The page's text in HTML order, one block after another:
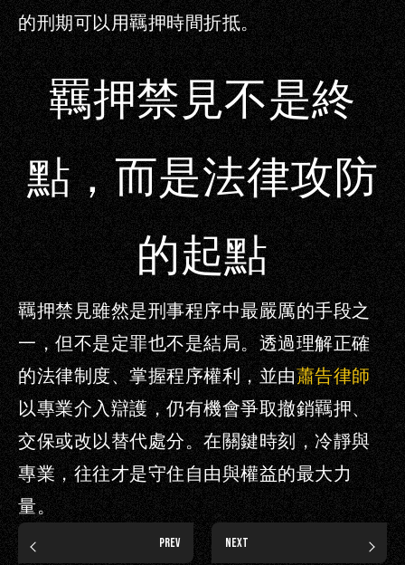
的刑期可以用羈押時間折抵。
羈押禁見不是終
點，而是法律攻防
的起點
羈押禁見雖然是刑事程序中最嚴厲的手段之
一，但不是定罪也不是結局。透過理解正確
的法律制度、掌握程序權利，並由蕭告律師
以專業介入辯護，仍有機會爭取撤銷羈押、
交保或改以替代處分。在關鍵時刻，冷靜與
專業，往往才是守住自由與權益的最大力
量。
PREV NEXT